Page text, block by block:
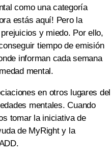
como una categoría
estás aquí! Pero la
y miedo. Por ello,
tiempo de emisión
informan cada semana
mental.
en otros lugares del
mentales. Cuando
tomar la iniciativa de
de MyRight y la